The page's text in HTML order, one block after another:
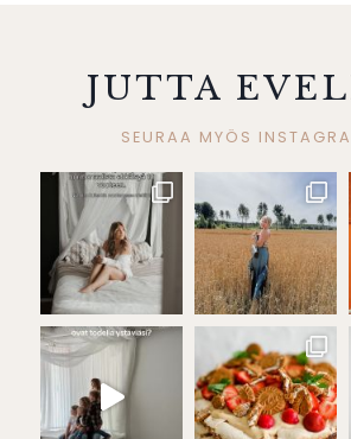
JUTTA
SEURAA MYÖS